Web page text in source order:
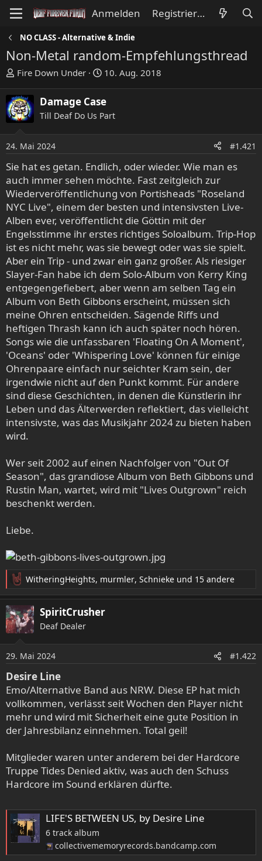
Anmelden Registrieren
NO CLASS - Alternative & Indie
Non-Metal random-Empfehlungsthread
E
s
t
e
l
r
Fire Down Under
E
s
t
e
l
a
m
10. Aug. 2018
Damage Case
Till Deaf Do Us Part
24. Mai 2024 #1.421
Sie hat es getan. Endlich, oder wieder. Wie man es
auch immer sehen möchte. Fast zeitgleich zur
Wiederveröffentlichung von Portisheads "Roseland
NYC Live", einem der besten und intensivsten Live-
Alben ever, veröffentlicht die Göttin mit der
Engelsstimme ihr erstes richtiges Soloalbum. Trip-Hop
ist es nicht mehr, was sie bewegt oder was sie spielt.
Aber ein Trip - und zwar ein ganz großer. Als riesiger
Slayer-Fan habe ich dem Solo-Album von Kerry King
entgegengefiebert, aber wenn am selben Tag ein
Album von Beth Gibbons erscheint, müssen sich
meine Ohren entscheiden. Sägende Riffs und
heftigen Thrash kann ich auch später noch hören.
Songs wie die unfassbaren 'Floating On A Moment',
'Oceans' oder 'Whispering Love' können für einige
Ohrenpaare einfach nur seichter Kram sein, der
irgendwie nicht auf den Punkt kommt. Für andere
sind diese Geschichten, in denen die Künstlerin ihr
Leben und das Älterwerden reflektiert, das vielleicht
intensivste, was das Musikjahr 2024 zu bieten haben
wird.
Wer seit 2002 auf einen Nachfolger von "Out Of
Season", das grandiose Album von Beth Gibbons und
Rustin Man, wartet, wird mit "Lives Outgrown" reich
beschenkt werden.
Liebe.
R
e
a
k
t
n
e
n
:
WitheringHeights, murmler, Schnieke und 15 andere
SpiritCrusher
Deaf Dealer
29. Mai 2024 #1.422
Desire Line
Emo/Alternative Band aus NRW. Diese EP hat mich
vollkommen, verlässt seit Wochen den Player nicht
mehr und wird mit Sicherheit eine gute Position in
der Jahresbilanz einnehmen. Total geil!
Mitglieder waren unter anderem bei der Hardcore
Truppe Tides Denied aktiv, was auch den Schuss
Hardcore im Sound erklären dürfte.
LIFE'S BETWEEN US, by Desire Line
6 track album
collectivememoryrecords.bandcamp.com